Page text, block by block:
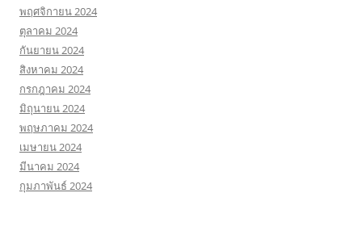
พฤศจิกายน 2024
ตุลาคม 2024
กันยายน 2024
สิงหาคม 2024
กรกฎาคม 2024
มิถุนายน 2024
พฤษภาคม 2024
เมษายน 2024
มีนาคม 2024
กุมภาพันธ์ 2024